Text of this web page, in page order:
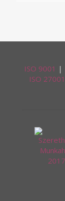
ISO 9001 |
ISO 27001